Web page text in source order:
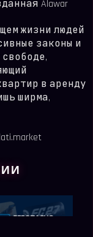
Alawar
жизни людей
законы и
в аренду
ширма,